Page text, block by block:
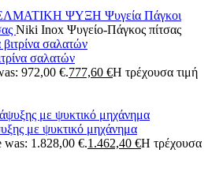
ΨΥΞΗ Ψυγεία Πάγκοι
Niki Inox Ψυγείο-Πάγκος πίτσας
σαλατών
972,00 €.777,60 €Η τρέχουσα τιμή
με ψυκτικό μηχάνημα
1.828,00 €.1.462,40 €Η τρέχουσα